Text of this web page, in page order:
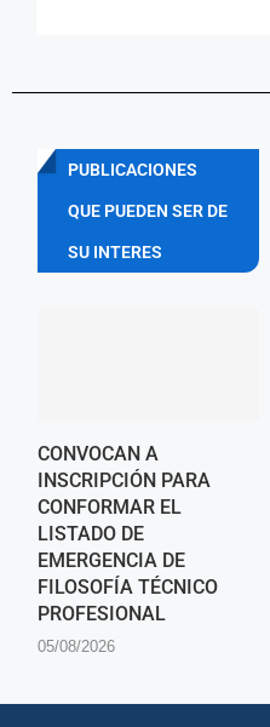
PUBLICACIONES
QUE PUEDEN SER DE
SU INTERES
CONVOCAN A
INSCRIPCIÓN PARA
CONFORMAR EL
LISTADO DE
EMERGENCIA DE
FILOSOFÍA TÉCNICO
PROFESIONAL
05/08/2026